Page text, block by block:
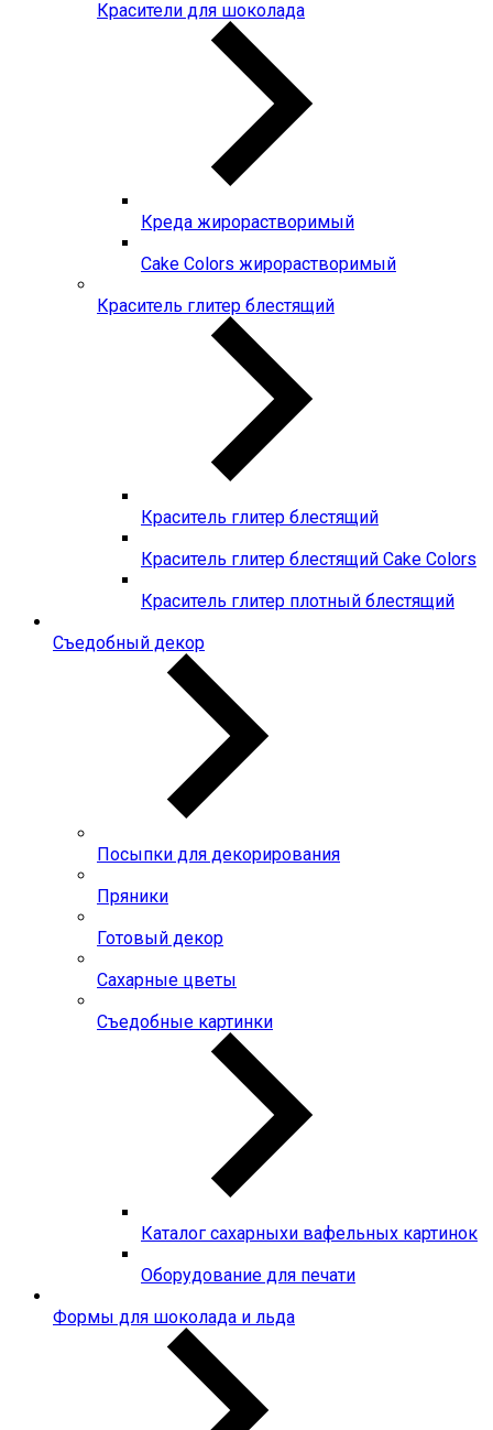
Красители для шоколада
Креда жирорастворимый
Сake Colors жирорастворимый
Краситель глитер блестящий
Краситель глитер блестящий
Краситель глитер блестящий Cake Colors
Краситель глитер плотный блестящий
Съедобный декор
Посыпки для декорирования
Пряники
Готовый декор
Сахарные цветы
Съедобные картинки
Каталог сахарныхи вафельных картинок
Оборудование для печати
Формы для шоколада и льда